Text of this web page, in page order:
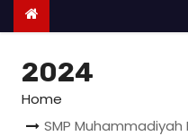
2024
Home
SMP